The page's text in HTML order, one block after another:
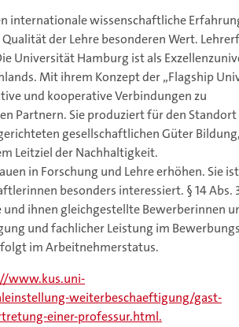
internationale wissenschaftliche
der Lehre besonderen Wert.
Universität Hamburg ist als
Mit ihrem Konzept der „Flagship
und kooperative Verbindungen zu
Partnern. Sie produziert für den Standort
gesellschaftlichen Güter Bildung,
Leitziel der Nachhaltigkeit.
in Forschung und Lehre erhöhen. Sie
besonders interessiert. § 14 Abs.
ihnen gleichgestellte Bewerberinnen
und fachlicher Leistung im
im Arbeitnehmerstatus.
www.kus.uni-
weiterbeschaeftigung/gast-
einer-professur.html.